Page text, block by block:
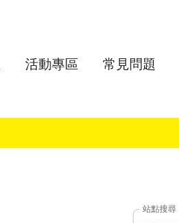
活動專區 常見問題
站點搜尋
站點搜尋